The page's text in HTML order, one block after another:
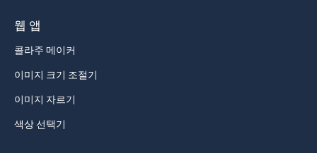
웹 앱
콜라주 메이커
이미지 크기 조절기
이미지 자르기
색상 선택기